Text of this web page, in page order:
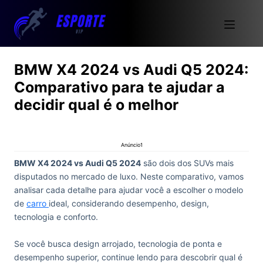
BMW X4 2024 vs Audi Q5 2024:
Comparativo para te ajudar a
decidir qual é o melhor
Anúncio1
BMW X4 2024 vs Audi Q5 2024 são dois dos SUVs mais
disputados no mercado de luxo. Neste comparativo, vamos
analisar cada detalhe para ajudar você a escolher o modelo
de carro ideal, considerando desempenho, design,
tecnologia e conforto.
Se você busca design arrojado, tecnologia de ponta e
desempenho superior, continue lendo para descobrir qual é